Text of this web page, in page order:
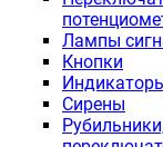
Лампы
Кнопки
Сирены